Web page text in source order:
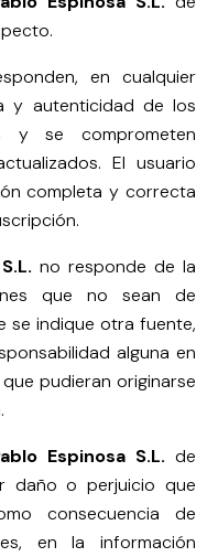
en cualquier
y autenticidad de los
y se comprometen
El usuario
completa y correcta
no responde de la
que no sean de
se indique otra fuente,
alguna en
pudieran originarse
Espinosa S.L. de
daño o perjuicio que
consecuencia de
en la información